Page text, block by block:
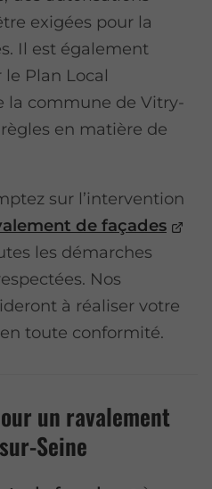
exigées pour la
Il est également
Plan Local
la commune de Vitry-
en matière de
sur l’intervention
de façades
les démarches
Nos
à réaliser votre
toute conformité.
un ravalement
Seine